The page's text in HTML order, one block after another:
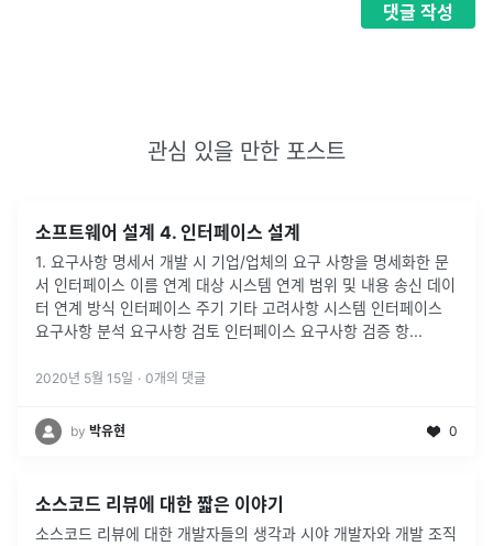
댓글 작성
관심 있을 만한 포스트
소프트웨어 설계 4. 인터페이스 설계
1. 요구사항 명세서 개발 시 기업/업체의 요구 사항을 명세화한 문
서 인터페이스 이름 연계 대상 시스템 연계 범위 및 내용 송신 데이
터 연계 방식 인터페이스 주기 기타 고려사항 시스템 인터페이스
요구사항 분석 요구사항 검토 인터페이스 요구사항 검증 항...
2020년 5월 15일 · 0개의 댓글
by 박유현 0
소스코드 리뷰에 대한 짧은 이야기
소스코드 리뷰에 대한 개발자들의 생각과 시야 개발자와 개발 조직